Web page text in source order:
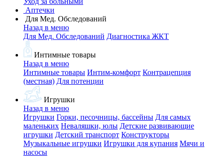
Аптечки
Для Мед. Обследований
Назад в меню
Для Мед. Обследований Диагностика ЖКТ
Интимные товары
Назад в меню
Интимные товары Интим-комфорт Контрацепция
(местная) Для потенции
Игрушки
Назад в меню
Игрушки Горки, песочницы, бассейны Для самых
маленьких Неваляшки, юлы Детские развивающие
игрушки Детский транспорт Конструкторы
Музыкальные игрушки Игрушки для купания Мячи и
насосы